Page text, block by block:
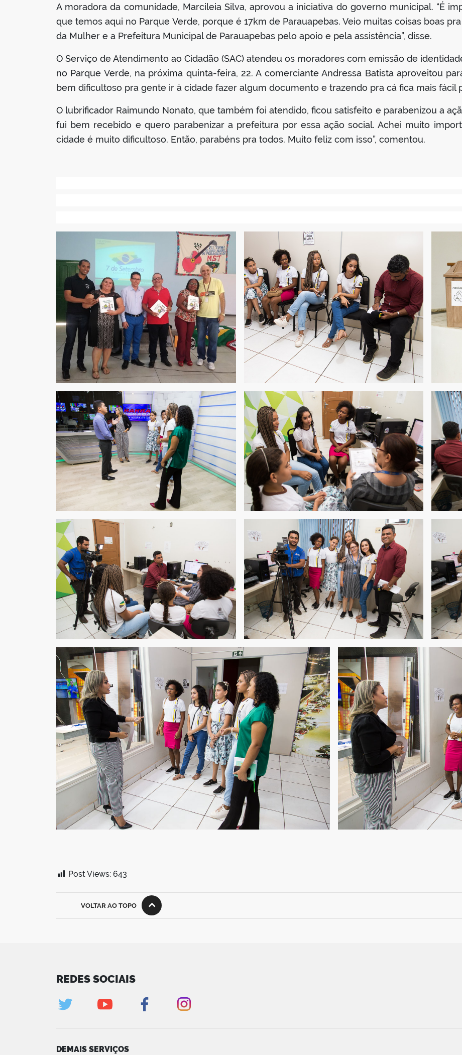
A moradora da comunidade, Marcileia Silva, aprovou a iniciativa do governo municipal. “É
que temos aqui no Parque Verde, porque é 17km de Parauapebas. Veio muitas coisas boas
da Mulher e a Prefeitura Municipal de Parauapebas pelo apoio e pela assistência”, disse.
O Serviço de Atendimento ao Cidadão (SAC) atendeu os moradores com emissão de
no Parque Verde, na próxima quinta-feira, 22. A comerciante Andressa Batista aproveitou
bem dificultoso pra gente ir à cidade fazer algum documento e trazendo pra cá fica mais fácil
O lubrificador Raimundo Nonato, que também foi atendido, ficou satisfeito e parabenizou a
fui bem recebido e quero parabenizar a prefeitura por essa ação social. Achei muito
cidade é muito dificultoso. Então, parabéns pra todos. Muito feliz com isso”, comentou.
Post Views: 643
VOLTAR AO TOPO
REDES SOCIAIS
DEMAIS SERVIÇOS